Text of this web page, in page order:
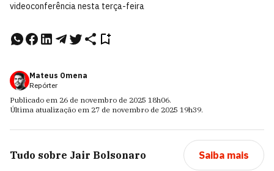
videoconferência nesta terça-feira
Mateus Omena
Repórter
Publicado em 26 de novembro de 2025 18h06.
Última atualização em 27 de novembro de 2025 19h39.
Tudo sobre Jair Bolsonaro Saiba mais